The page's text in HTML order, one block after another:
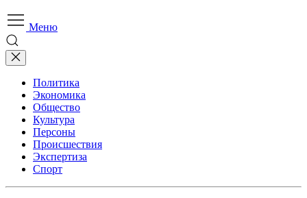
Меню
Политика
Экономика
Общество
Культура
Персоны
Происшествия
Экспертиза
Спорт